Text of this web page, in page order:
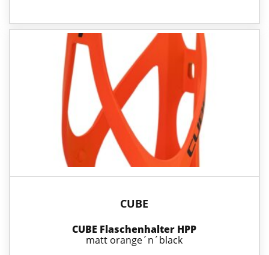
CUBE
CUBE Flaschenhalter HPP
matt orange´n´black